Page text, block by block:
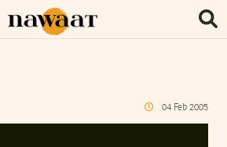
04 Feb 2005